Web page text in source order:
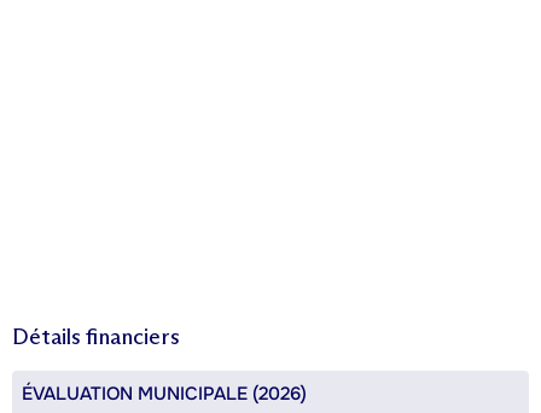
Détails financiers
ÉVALUATION MUNICIPALE (2026)